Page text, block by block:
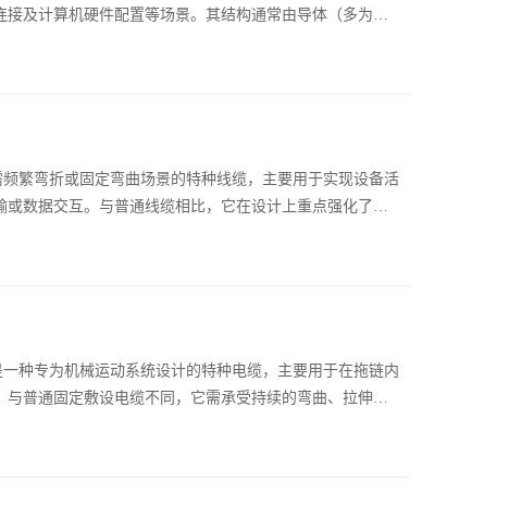
及计算机硬件配置等场景。其结构通常由导体（多为镀
弯折或固定弯曲场景的特种线缆，主要用于实现设备活
数据交互。与普通线缆相比，它在设计上重点强化了抗
专为机械运动系统设计的特种电缆，主要用于在拖链内
普通固定敷设电缆不同，它需承受持续的弯曲、拉伸、